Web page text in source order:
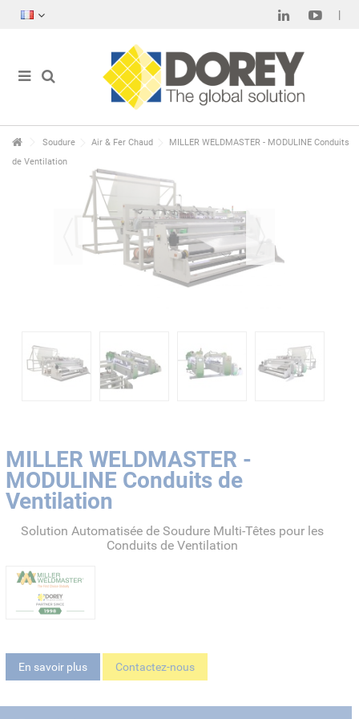
Soudure Air & Fer Chaud
MILLER WELDMASTER - MODULINE Conduits
de Ventilation
MILLER WELDMASTER -
MODULINE Conduits de
Ventilation
Solution Automatisée de Soudure Multi-Têtes pour les
Conduits de Ventilation
En savoir plus Contactez-nous